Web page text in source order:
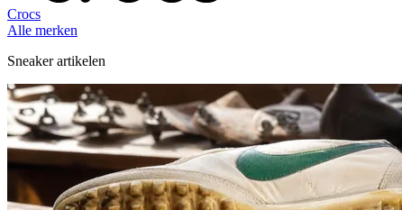
Crocs
Alle merken
Sneaker artikelen